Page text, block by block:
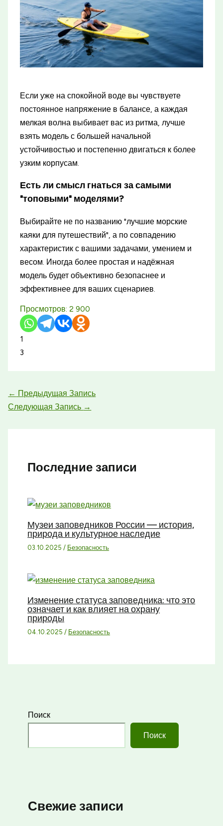
Если уже на спокойной воде вы чувствуете
постоянное напряжение в балансе, а каждая
мелкая волна выбивает вас из ритма, лучше
взять модель с большей начальной
устойчивостью и постепенно двигаться к более
узким корпусам.
Есть ли смысл гнаться за самыми
"топовыми" моделями?
Выбирайте не по названию "лучшие морские
каяки для путешествий", а по совпадению
характеристик с вашими задачами, умением и
весом. Иногда более простая и надёжная
модель будет объективно безопаснее и
эффективнее для ваших сценариев.
Просмотров: 2 900
1
3
← Предыдущая Запись
Следующая Запись →
Последние записи
Музеи заповедников России — история,
природа и культурное наследие
03.10.2025/ Безопасность
Изменение статуса заповедника: что это
означает и как влияет на охрану
природы
04.10.2025/ Безопасность
Поиск
Поиск
Свежие записи